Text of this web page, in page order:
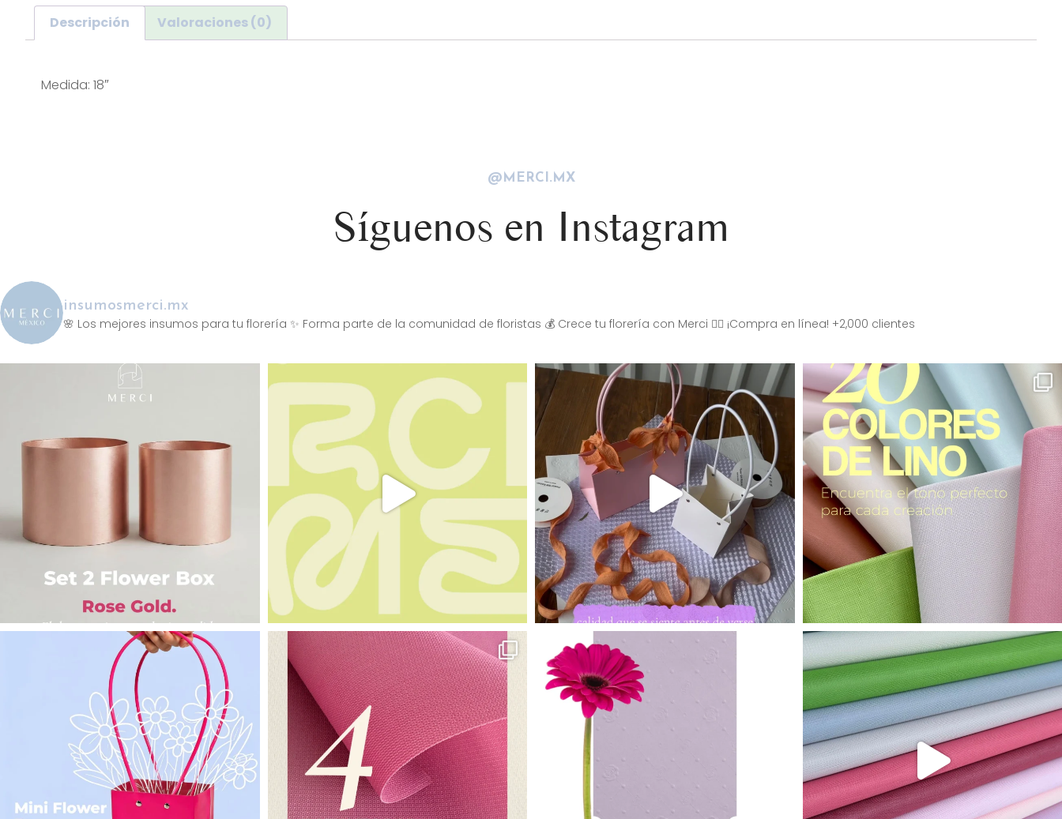
Descripción Valoraciones (0)
Medida: 18″
@MERCI.MX
Síguenos en Instagram
insumosmerci.mx
🌸 Los mejores insumos para tu florería ✨ Forma parte de la comunidad de floristas 💰 Crece tu florería con Merci 👇🏽 ¡Compra en línea! +2,000 clientes